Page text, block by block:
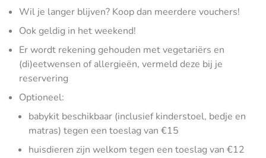
Wil je langer blijven? Koop dan meerdere vouchers!
Ook geldig in het weekend!
Er wordt rekening gehouden met vegetariërs en
(di)eetwensen of allergieën, vermeld deze bij je
reservering
Optioneel:
babykit beschikbaar (inclusief kinderstoel, bedje en
matras) tegen een toeslag van €15
huisdieren zijn welkom tegen een toeslag van €12